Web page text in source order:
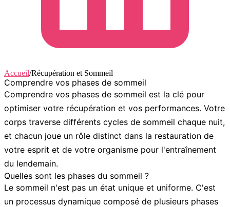
Accueil/Récupération et Sommeil
Comprendre vos phases de sommeil
Comprendre vos phases de sommeil est la clé pour
optimiser votre récupération et vos performances. Votre
corps traverse différents cycles de sommeil chaque nuit,
et chacun joue un rôle distinct dans la restauration de
votre esprit et de votre organisme pour l'entraînement
du lendemain.
Quelles sont les phases du sommeil ?
Le sommeil n'est pas un état unique et uniforme. C'est
un processus dynamique composé de plusieurs phases